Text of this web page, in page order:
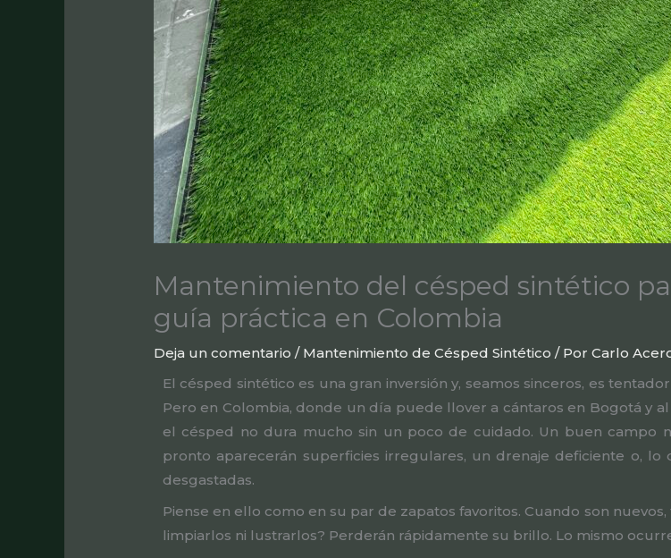
Mantenimiento del césped sintético
guía práctica en Colombia
Deja un comentario / Mantenimiento de Césped Sintético / PorCarlo
El césped sintético es una gran inversión y, seamos sinceros, es
Pero en Colombia, donde un día puede llover a cántaros en Bogotá y
el césped no dura mucho sin un poco de cuidado. Un buen campo
pronto aparecerán superficies irregulares, un drenaje deficiente o,
desgastadas.
Piense en ello como en su par de zapatos favoritos. Cuando son
limpiarlos ni lustrarlos? Perderán rápidamente su brillo. Lo mismo